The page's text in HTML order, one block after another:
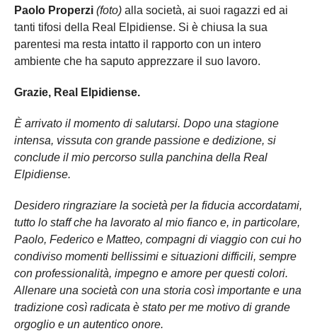
Paolo Properzi (foto) alla società, ai suoi ragazzi ed ai
tanti tifosi della Real Elpidiense. Si è chiusa la sua
parentesi ma resta intatto il rapporto con un intero
ambiente che ha saputo apprezzare il suo lavoro.
Grazie, Real Elpidiense.
È arrivato il momento di salutarsi. Dopo una stagione
intensa, vissuta con grande passione e dedizione, si
conclude il mio percorso sulla panchina della Real
Elpidiense.
Desidero ringraziare la società per la fiducia accordatami,
tutto lo staff che ha lavorato al mio fianco e, in particolare,
Paolo, Federico e Matteo, compagni di viaggio con cui ho
condiviso momenti bellissimi e situazioni difficili, sempre
con professionalità, impegno e amore per questi colori.
Allenare una società con una storia così importante e una
tradizione così radicata è stato per me motivo di grande
orgoglio e un autentico onore.